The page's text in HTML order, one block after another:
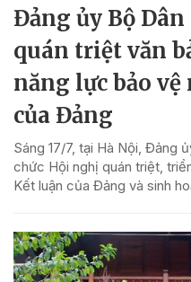
Đảng ủy Bộ
quán triệt văn
năng lực bảo
của Đảng
Sáng 17/7, tại Hà Nội, Đảng
chức Hội nghị quán triệt,
Kết luận của Đảng và sinh